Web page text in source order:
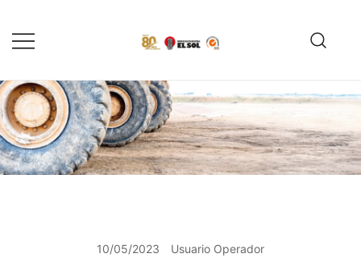
contenido
Reencauche de llantas con
Calidad ISO 9001
reencauche de llantas con garantía
ISO 9001
10/05/2023 Usuario Operador